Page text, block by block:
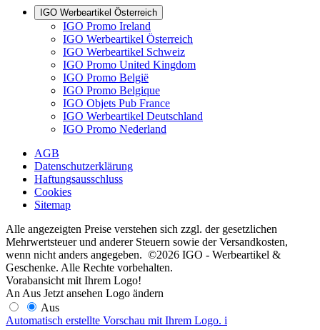
IGO Werbeartikel Österreich
IGO Promo Ireland
IGO Werbeartikel Österreich
IGO Werbeartikel Schweiz
IGO Promo United Kingdom
IGO Promo België
IGO Promo Belgique
IGO Objets Pub France
IGO Werbeartikel Deutschland
IGO Promo Nederland
AGB
Datenschutzerklärung
Haftungsausschluss
Cookies
Sitemap
Alle angezeigten Preise verstehen sich zzgl. der gesetzlichen
Mehrwertsteuer und anderer Steuern sowie der Versandkosten,
wenn nicht anders angegeben. ©2026 IGO - Werbeartikel &
Geschenke. Alle Rechte vorbehalten.
Vorabansicht mit Ihrem Logo!
An Aus Jetzt ansehen Logo ändern
Aus
Automatisch erstellte Vorschau mit Ihrem Logo. i